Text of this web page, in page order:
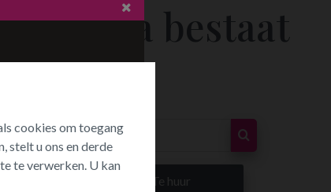
cookies om toegang
stelt u ons en derde
te verwerken. U kan
pagina bestaat
meer
Te huur